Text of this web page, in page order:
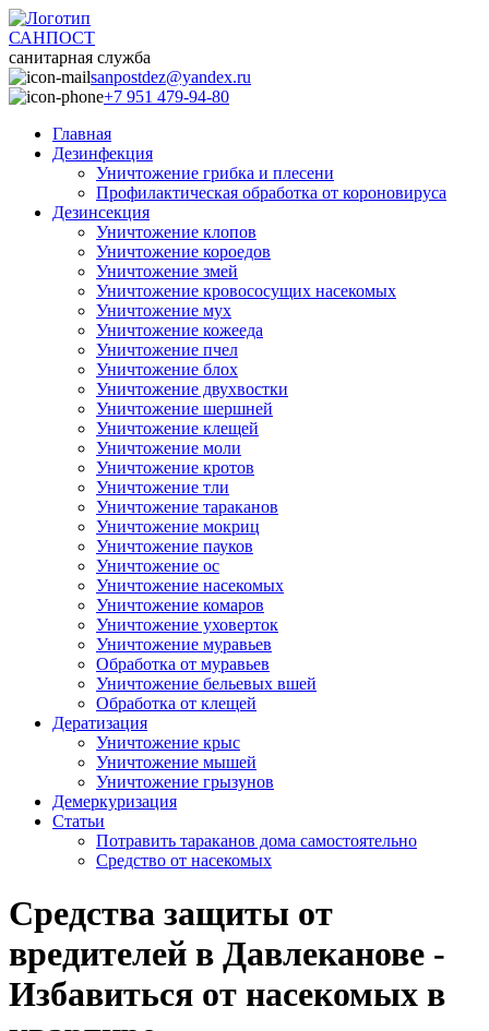
САНПОСТ
санитарная служба
sanpostdez@yandex.ru
+7 951 479-94-80
Главная
Дезинфекция
Уничтожение грибка и плесени
Профилактическая обработка от короновируса
Дезинсекция
Уничтожение клопов
Уничтожение короедов
Уничтожение змей
Уничтожение кровососущих насекомых
Уничтожение мух
Уничтожение кожееда
Уничтожение пчел
Уничтожение блох
Уничтожение двухвостки
Уничтожение шершней
Уничтожение клещей
Уничтожение моли
Уничтожение кротов
Уничтожение тли
Уничтожение тараканов
Уничтожение мокриц
Уничтожение пауков
Уничтожение ос
Уничтожение насекомых
Уничтожение комаров
Уничтожение уховерток
Уничтожение муравьев
Обработка от муравьев
Уничтожение бельевых вшей
Обработка от клещей
Дератизация
Уничтожение крыс
Уничтожение мышей
Уничтожение грызунов
Демеркуризация
Статьи
Потравить тараканов дома самостоятельно
Средство от насекомых
Средства защиты от
вредителей в Давлеканове -
Избавиться от насекомых в